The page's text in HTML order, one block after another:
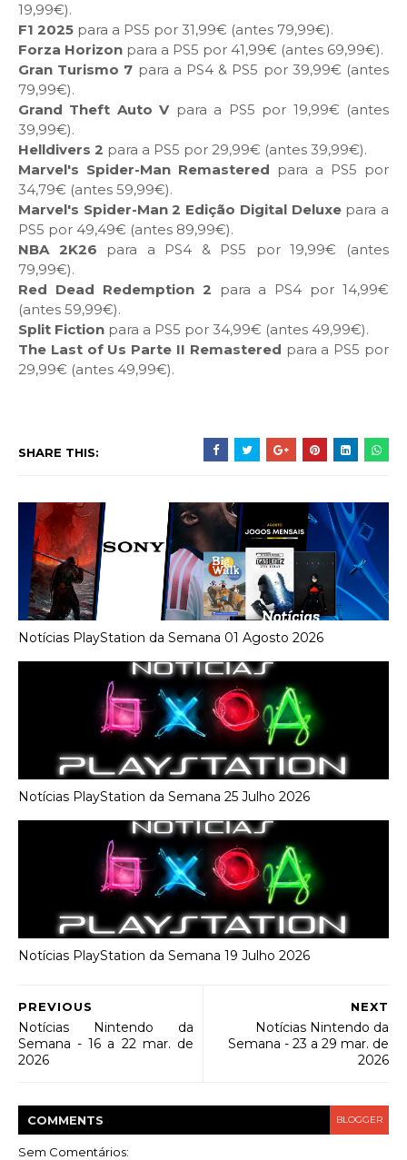
19,99€).
F1 2025 para a PS5 por 31,99€ (antes 79,99€).
Forza Horizon para a PS5 por 41,99€ (antes 69,99€).
Gran Turismo 7 para a PS4 & PS5 por 39,99€ (antes
79,99€).
Grand Theft Auto V para a PS5 por 19,99€ (antes
39,99€).
Helldivers 2 para a PS5 por 29,99€ (antes 39,99€).
Marvel's Spider-Man Remastered para a PS5 por
34,79€ (antes 59,99€).
Marvel's Spider-Man 2 Edição Digital Deluxepara a
PS5 por 49,49€ (antes 89,99€).
NBA 2K26 para a PS4 & PS5 por 19,99€ (antes
79,99€).
Red Dead Redemption 2 para a PS4 por 14,99€
(antes 59,99€).
Split Fiction para a PS5 por 34,99€ (antes 49,99€).
The Last of Us Parte II Remastered para a PS5 por
29,99€ (antes 49,99€).
SHARE THIS:
Notícias PlayStation da Semana 01 Agosto 2026
Notícias PlayStation da Semana 25 Julho 2026
Notícias PlayStation da Semana 19 Julho 2026
NEXT
Notícias Nintendo da
Semana - 23 a 29 mar. de
2026
PREVIOUS
Notícias Nintendo da
Semana - 16 a 22 mar. de
2026
COMMENTS BLOGGER
Sem Comentários: